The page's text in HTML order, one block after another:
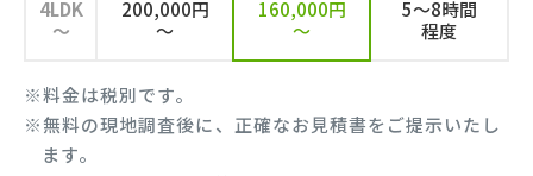
4LDK
～
200,000円
～
160,000円
～
5～8時間
程度
※料金は税別です。
※無料の現地調査後に、正確なお見積書をご提示いたし
ます。